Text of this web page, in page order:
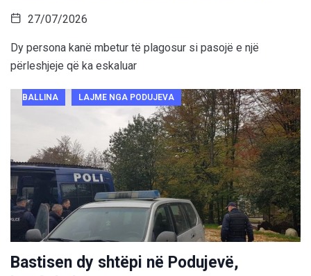
27/07/2026
Dy persona kanë mbetur të plagosur si pasojë e një
përleshjeje që ka eskaluar
BALLINA LAJME NGA PODUJEVA
Bastisen dy shtëpi në Podujevë,